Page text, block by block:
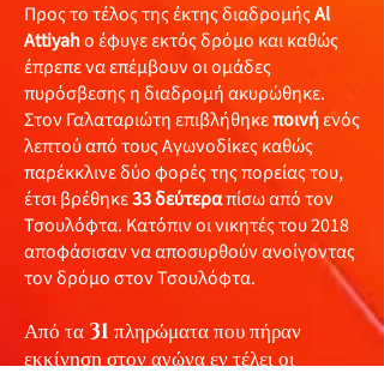
Προς το τέλος της έκτης διαδρομήςAl
Attiyahο έφυγε εκτός δρόμο και καθώς
έπρεπε να επέμβουν οι ομάδες
πυρόσβεσης η διαδρομή ακυρώθηκε.
Στον Γαλαταριώτη επιβλήθηκεποινήενός
λεπτού από τους Αγωνοδίκες καθώς
παρέκκλινε δύο φορές της πορείας του,
έτσι βρέθηκε33 δεύτεραπίσω από τον
Τσουλόφτα. Κατόπιν οι νικητές του 2018
αποφάσισαν να αποσυρθούν ανοίγοντας
τον δρόμο στον Τσουλόφτα.
Από τα 31 πληρώματα που πήραν
εκκίνηση στον αγώνα εν τέλει οι